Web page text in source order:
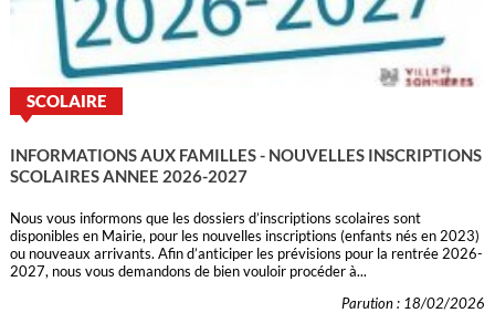
SCOLAIRE
INFORMATIONS AUX FAMILLES - NOUVELLES INSCRIPTIONS
SCOLAIRES ANNEE 2026-2027
Nous vous informons que les dossiers d’inscriptions scolaires sont
disponibles en Mairie, pour les nouvelles inscriptions (enfants nés en 2023)
ou nouveaux arrivants. Afin d’anticiper les prévisions pour la rentrée 2026-
2027, nous vous demandons de bien vouloir procéder à...
Parution : 18/02/2026